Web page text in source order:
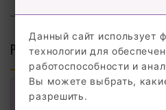
Данный сайт использует
технологии для
работоспособности и
Вы можете выбрать,
разрешить.
РЕЖИМ И ГРАФИК РАБОТЫ ОУ:
Режим работы ГКОУ РО